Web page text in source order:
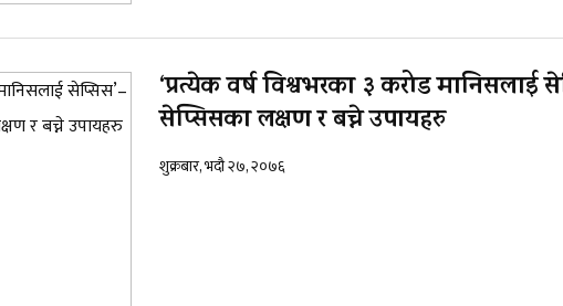
‘प्रत्येक वर्ष विश्वभरका ३ करोड
सेप्सिसका लक्षण र बच्ने उपायहरु
शुक्रबार, भदौ २७, २०७६